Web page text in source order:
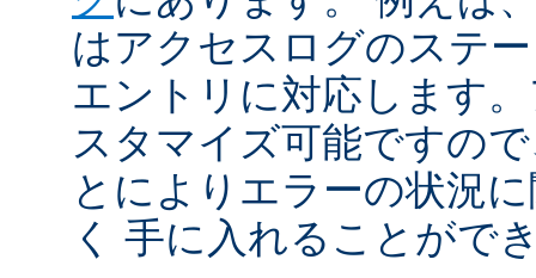
はアクセスログのステ
エントリに対応します
スタマイズ可能ですの
とによりエラーの状況
く 手に入れることがで